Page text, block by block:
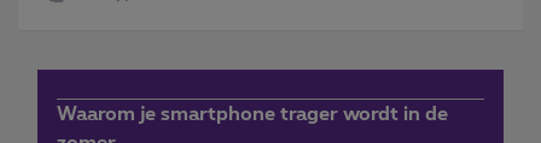
Waarom je smartphone trager wordt in de